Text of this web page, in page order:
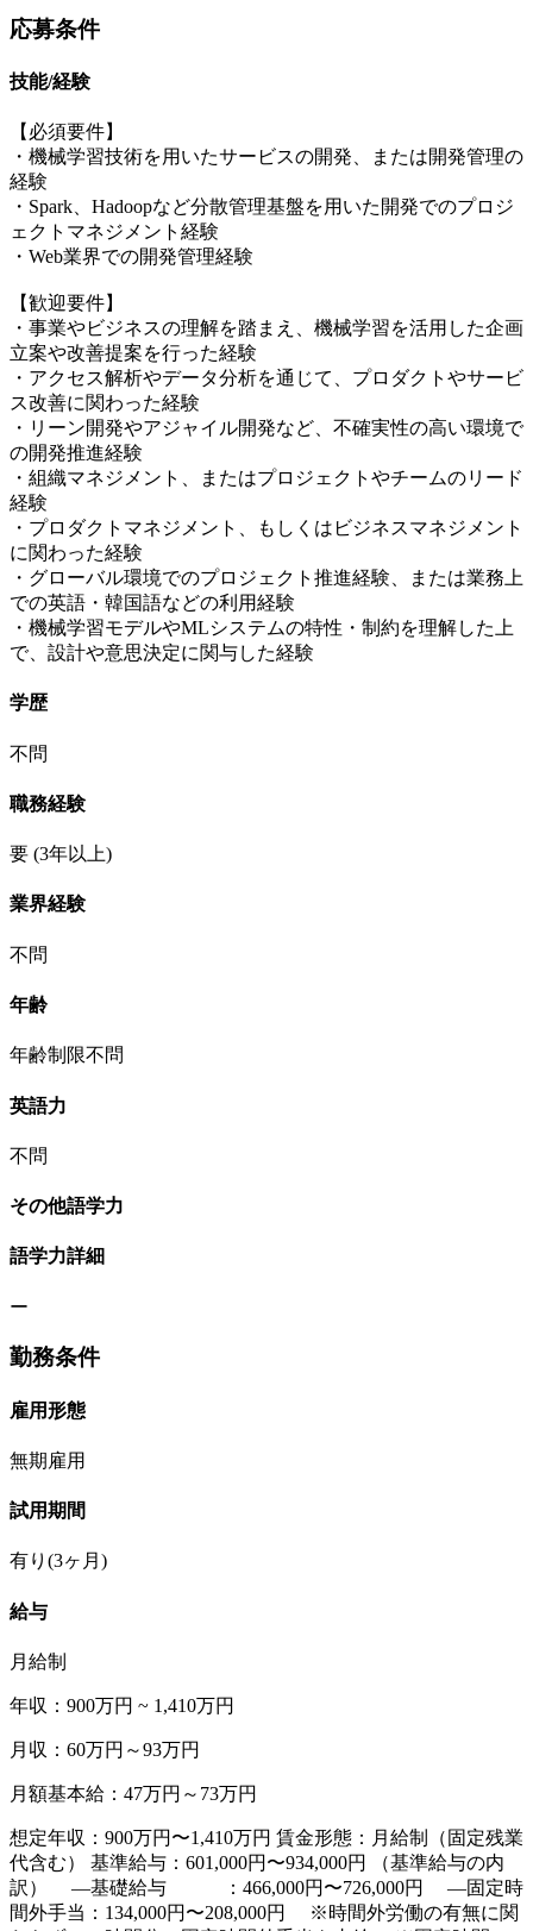
応募条件
技能/経験
【必須要件】
・機械学習技術を用いたサービスの開発、または開発管理の
経験
・Spark、Hadoopなど分散管理基盤を用いた開発でのプロジ
ェクトマネジメント経験
・Web業界での開発管理経験
【歓迎要件】
・事業やビジネスの理解を踏まえ、機械学習を活用した企画
立案や改善提案を行った経験
・アクセス解析やデータ分析を通じて、プロダクトやサービ
ス改善に関わった経験
・リーン開発やアジャイル開発など、不確実性の高い環境で
の開発推進経験
・組織マネジメント、またはプロジェクトやチームのリード
経験
・プロダクトマネジメント、もしくはビジネスマネジメント
に関わった経験
・グローバル環境でのプロジェクト推進経験、または業務上
での英語・韓国語などの利用経験
・機械学習モデルやMLシステムの特性・制約を理解した上
で、設計や意思決定に関与した経験
学歴
不問
職務経験
要 (3年以上)
業界経験
不問
年齢
年齢制限不問
英語力
不問
その他語学力
語学力詳細
ー
勤務条件
雇用形態
無期雇用
試用期間
有り(3ヶ月)
給与
月給制
年収：900万円 ~ 1,410万円
月収：60万円～93万円
月額基本給：47万円～73万円
想定年収：900万円〜1,410万円 賃金形態：月給制（固定残業
代含む） 基準給与：601,000円〜934,000円 （基準給与の内
訳） ―基礎給与 ：466,000円〜726,000円 ―固定時
間外手当：134,000円〜208,000円 ※時間外労働の有無に関